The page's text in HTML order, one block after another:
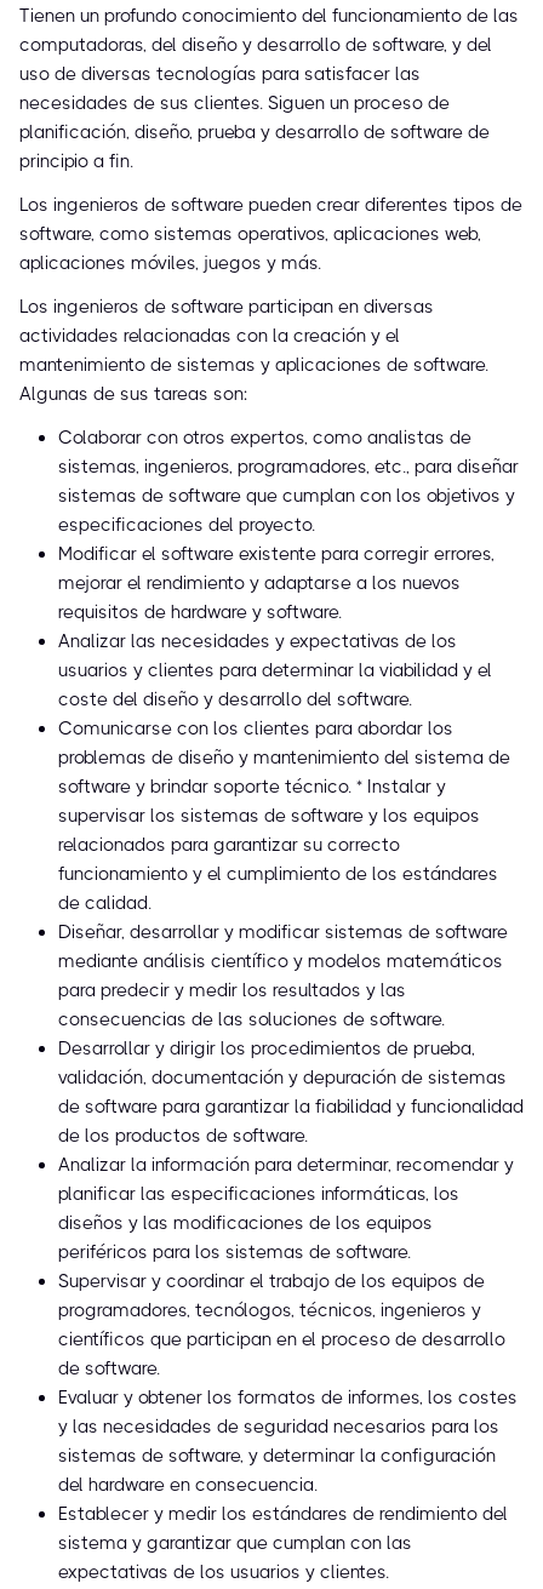
Tienen un profundo conocimiento del funcionamiento de las
computadoras, del diseño y desarrollo de software, y del
uso de diversas tecnologías para satisfacer las
necesidades de sus clientes. Siguen un proceso de
planificación, diseño, prueba y desarrollo de software de
principio a fin.
Los ingenieros de software pueden crear diferentes tipos de
software, como sistemas operativos, aplicaciones web,
aplicaciones móviles, juegos y más.
Los ingenieros de software participan en diversas
actividades relacionadas con la creación y el
mantenimiento de sistemas y aplicaciones de software.
Algunas de sus tareas son:
Colaborar con otros expertos, como analistas de
sistemas, ingenieros, programadores, etc., para diseñar
sistemas de software que cumplan con los objetivos y
especificaciones del proyecto.
Modificar el software existente para corregir errores,
mejorar el rendimiento y adaptarse a los nuevos
requisitos de hardware y software.
Analizar las necesidades y expectativas de los
usuarios y clientes para determinar la viabilidad y el
coste del diseño y desarrollo del software.
Comunicarse con los clientes para abordar los
problemas de diseño y mantenimiento del sistema de
software y brindar soporte técnico. * Instalar y
supervisar los sistemas de software y los equipos
relacionados para garantizar su correcto
funcionamiento y el cumplimiento de los estándares
de calidad.
Diseñar, desarrollar y modificar sistemas de software
mediante análisis científico y modelos matemáticos
para predecir y medir los resultados y las
consecuencias de las soluciones de software.
Desarrollar y dirigir los procedimientos de prueba,
validación, documentación y depuración de sistemas
de software para garantizar la fiabilidad y funcionalidad
de los productos de software.
Analizar la información para determinar, recomendar y
planificar las especificaciones informáticas, los
diseños y las modificaciones de los equipos
periféricos para los sistemas de software.
Supervisar y coordinar el trabajo de los equipos de
programadores, tecnólogos, técnicos, ingenieros y
científicos que participan en el proceso de desarrollo
de software.
Evaluar y obtener los formatos de informes, los costes
y las necesidades de seguridad necesarios para los
sistemas de software, y determinar la configuración
del hardware en consecuencia.
Establecer y medir los estándares de rendimiento del
sistema y garantizar que cumplan con las
expectativas de los usuarios y clientes.